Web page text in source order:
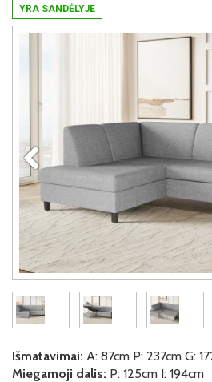
YRA SANDĖLYJE
Išmatavimai: A: 87cm P: 237cm G:
Miegamoji dalis: P: 125cm I: 194cm